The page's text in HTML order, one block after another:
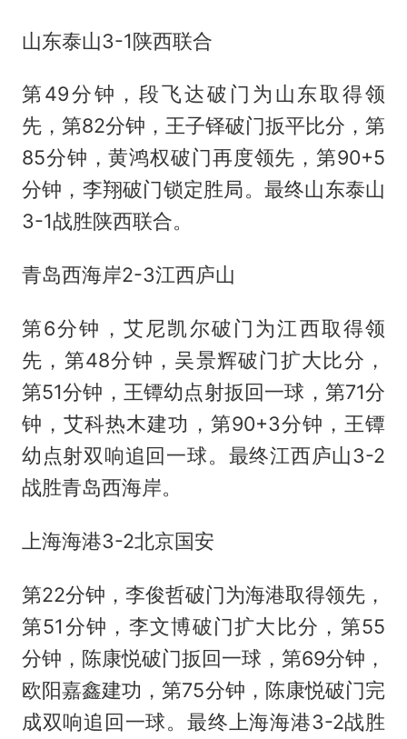
山东泰山3-1陕西联合
第49分钟，段飞达破门为山东取得领
先，第82分钟，王子铎破门扳平比分，第
85分钟，黄鸿权破门再度领先，第90+5
分钟，李翔破门锁定胜局。最终山东泰山
3-1战胜陕西联合。
青岛西海岸2-3江西庐山
第6分钟，艾尼凯尔破门为江西取得领
先，第48分钟，吴景辉破门扩大比分，
第51分钟，王镡幼点射扳回一球，第71分
钟，艾科热木建功，第90+3分钟，王镡
幼点射双响追回一球。最终江西庐山3-2
战胜青岛西海岸。
上海海港3-2北京国安
第22分钟，李俊哲破门为海港取得领先，
第51分钟，李文博破门扩大比分，第55
分钟，陈康悦破门扳回一球，第69分钟，
欧阳嘉鑫建功，第75分钟，陈康悦破门完
成双响追回一球。最终上海海港3-2战胜